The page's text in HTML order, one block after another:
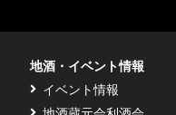
地酒・イベント情報
イベント情報